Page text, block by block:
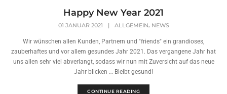
Happy New Year 2021
01 JANUAR 2021 | ALLGEMEIN, NEWS
Wir wünschen allen Kunden, Partnern und "friends" ein grandioses,
zauberhaftes und vor allem gesundes Jahr 2021. Das vergangene Jahr hat
uns allen sehr viel abverlangt, sodass wir nun mit Zuversicht auf das neue
Jahr blicken … Bleibt gesund!
CONTINUE READING